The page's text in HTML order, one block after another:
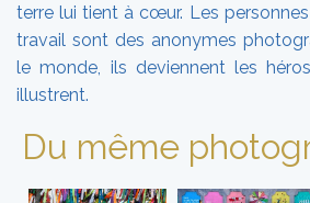
terre lui tient à cœur. Les
travail sont des anonymes
le monde, ils deviennent les
illustrent.
Du même